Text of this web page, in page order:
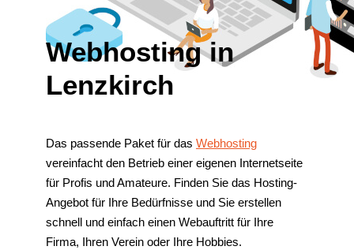
Webhosting in
Lenzkirch
Das passende Paket für das Webhosting
vereinfacht den Betrieb einer eigenen Internetseite
für Profis und Amateure. Finden Sie das Hosting-
Angebot für Ihre Bedürfnisse und Sie erstellen
schnell und einfach einen Webauftritt für Ihre
Firma, Ihren Verein oder Ihre Hobbies.